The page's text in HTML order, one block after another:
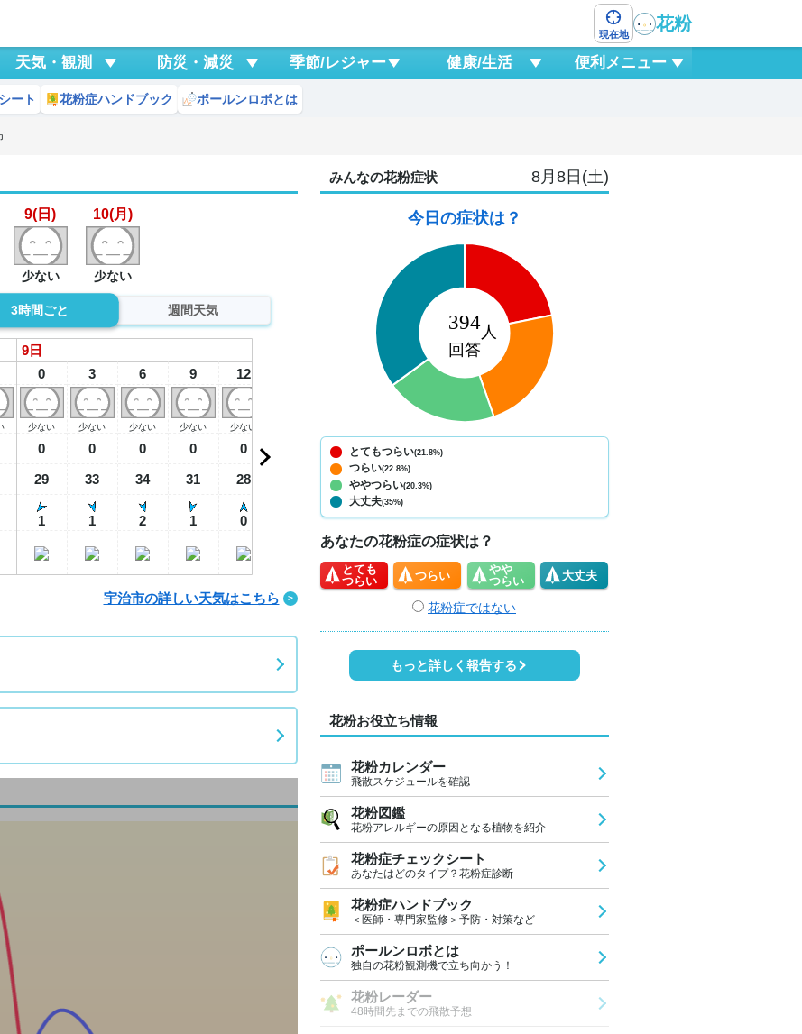
現在地
花粉
天気・観測 防災・減災 季節/レジャー 健康/生活 便利メニュー
ート 花粉症ハンドブック ポールンロボとは
9(日)
少ない
10(月)
少ない
3時間ごと 週間天気
9日
0
少ない
0
29
1
3
少ない
0
33
1
6
少ない
0
34
2
9
少ない
0
31
1
12
少ない
0
28
0
0
25
0
21
0
25
0
月
0
0
1
3
1
6
4 4
宇治市の詳しい天気はこちら
みんなの花粉症状 8月8日(土)
今日の症状は？
とてもつらい(21.8%)
つらい(22.8%)
ややつらい(20.3%)
大丈夫(35%)
あなたの花粉症の症状は？
とても
つらい
つらい
やや
つらい
大丈夫
花粉症ではない
もっと詳しく報告する
花粉お役立ち情報
花粉カレンダー
飛散スケジュールを確認
花粉図鑑
花粉アレルギーの原因となる植物を紹介
花粉症チェックシート
あなたはどのタイプ？花粉症診断
花粉症ハンドブック
＜医師・専門家監修＞予防・対策など
ポールンロボとは
独自の花粉観測機で立ち向かう！
花粉レーダー
48時間先までの飛散予想